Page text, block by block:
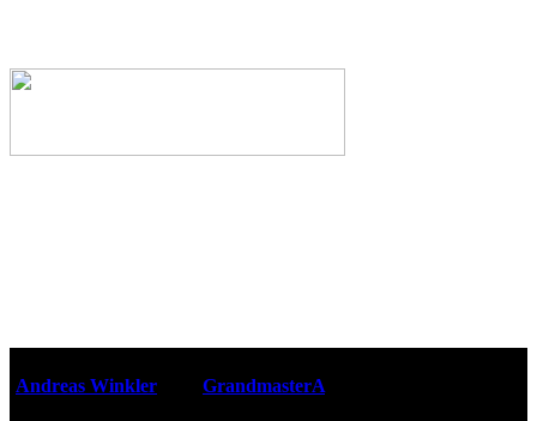
Andreas Winkler
GrandmasterA